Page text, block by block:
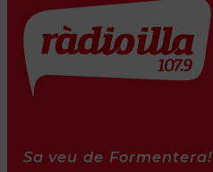
Sa veu de Formentera!